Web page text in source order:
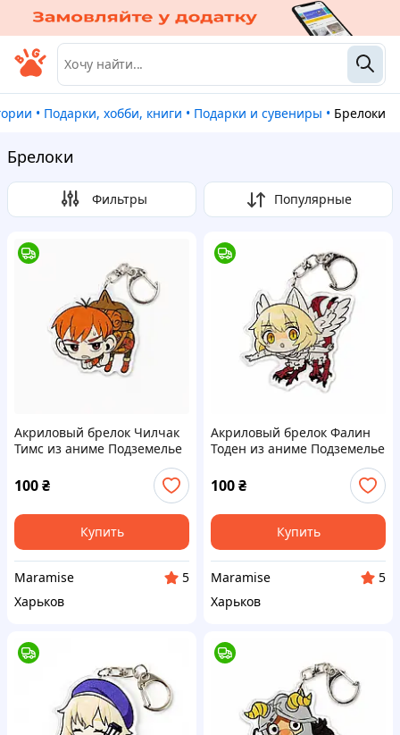
• Подарки, хобби, книги • Подарки и сувениры • Брелоки
Брелоки
Фильтры Популярные
Акриловый брелок Чилчак
Тимс из аниме Подземелье
100₴
Купить
Maramise
5
Харьков
Акриловый брелок Фалин
Тоден из аниме Подземелье
100₴
Купить
Maramise
5
Харьков